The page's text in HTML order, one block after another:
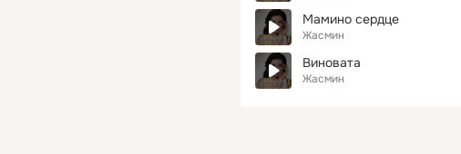
Мамино сердце
Жасмин
Виновата
Жасмин